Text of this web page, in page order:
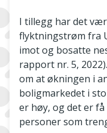
I tillegg har det
flyktningstrøm fra
imot og bosatte
rapport nr. 5,
om at økningen i
boligmarkedet i
er høy, og det er
personer som